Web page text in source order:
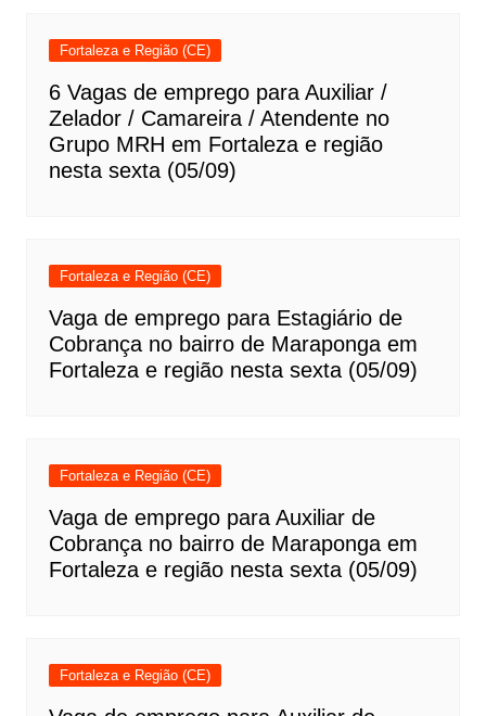
Fortaleza e Região (CE)
6 Vagas de emprego para Auxiliar /
Zelador / Camareira / Atendente no
Grupo MRH em Fortaleza e região
nesta sexta (05/09)
Fortaleza e Região (CE)
Vaga de emprego para Estagiário de
Cobrança no bairro de Maraponga em
Fortaleza e região nesta sexta (05/09)
Fortaleza e Região (CE)
Vaga de emprego para Auxiliar de
Cobrança no bairro de Maraponga em
Fortaleza e região nesta sexta (05/09)
Fortaleza e Região (CE)